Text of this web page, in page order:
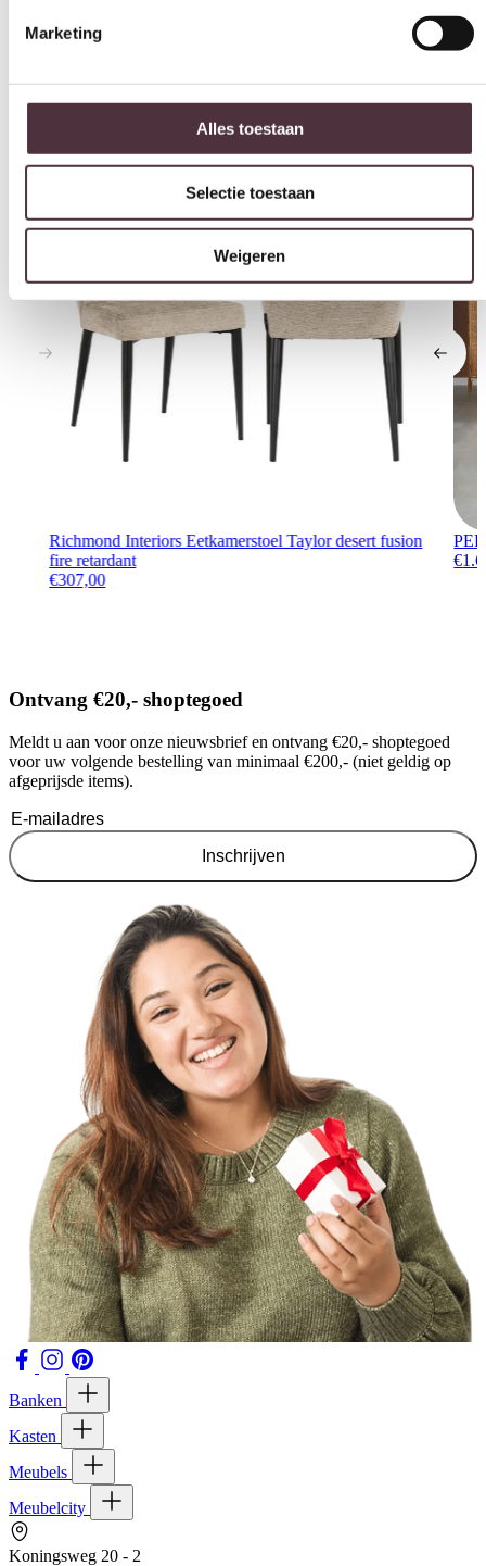
Selectie toestaan
Weigeren
Interessant voor jou
Richmond Interiors Eetkamerstoel Taylor desert fusion
fire retardant
€307,00
€
Ontvang €20,- shoptegoed
Meldt u aan voor onze nieuwsbrief en ontvang €20,- shoptegoed
voor uw volgende bestelling van minimaal €200,- (niet geldig op
afgeprijsde items).
Inschrijven
Banken
Kasten
Meubels
Meubelcity
Koningsweg 20 - 2